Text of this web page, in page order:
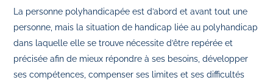
La personne polyhandicapée est d’abord et avant tout une
personne, mais la situation de handicap liée au polyhandicap
dans laquelle elle se trouve nécessite d’être repérée et
précisée afin de mieux répondre à ses besoins, développer
ses compétences, compenser ses limites et ses difficultés